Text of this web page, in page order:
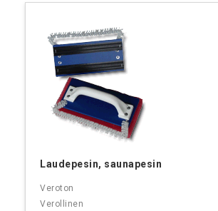
Laudepesin, saunapesin